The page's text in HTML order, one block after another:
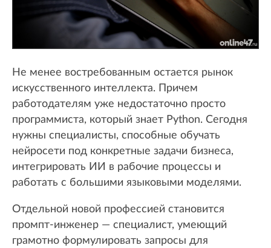
Не менее востребованным остается рынок
искусственного интеллекта. Причем
работодателям уже недостаточно просто
программиста, который знает Python. Сегодня
нужны специалисты, способные обучать
нейросети под конкретные задачи бизнеса,
интегрировать ИИ в рабочие процессы и
работать с большими языковыми моделями.
Отдельной новой профессией становится
промпт-инженер — специалист, умеющий
грамотно формулировать запросы для